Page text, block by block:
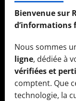
Bienvenue sur
d’informations
Nous sommes
ligne, dédiée à
vérifiées et
comptent. Que
technologie, la